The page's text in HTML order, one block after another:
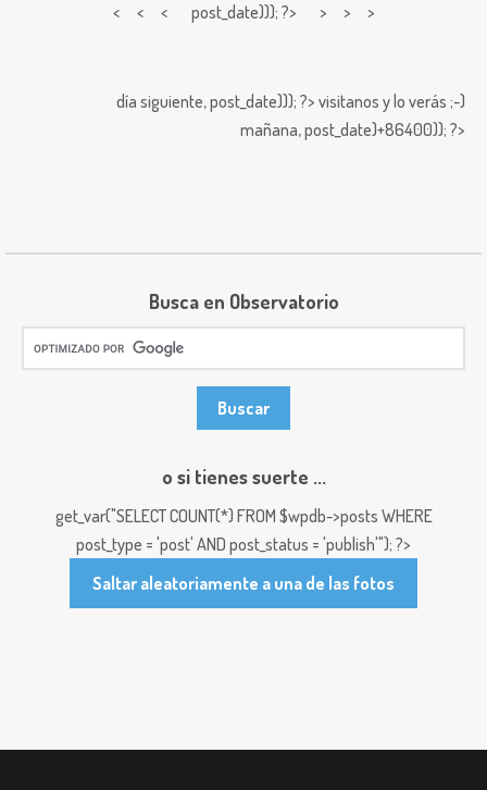
< < < post_date))); ?> > > >
día siguiente,post_date))); ?> visitanos y lo verás ;-)
mañana,post_date)+86400)); ?>
Busca en Observatorio
o si tienes suerte ...
get_var("SELECT COUNT(*) FROM $wpdb->posts WHERE
post_type = 'post' AND post_status = 'publish'"); ?>
Saltar aleatoriamente a una de las fotos